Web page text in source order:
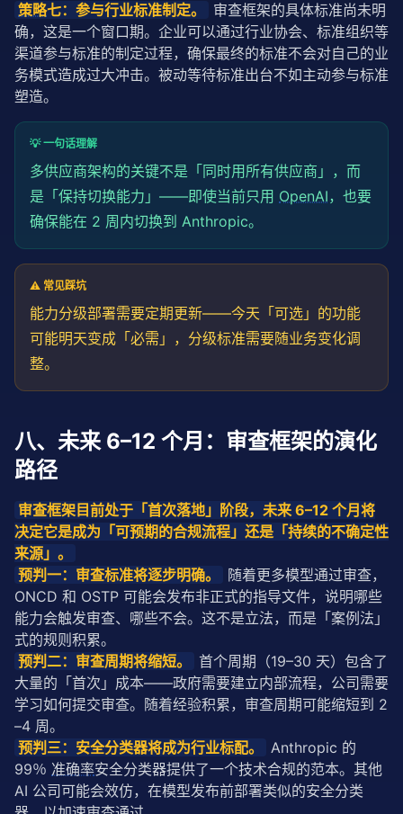
策略七：参与行业标准制定。
审查框架的具体标准尚未明
确，这是一个窗口期。企业可以通过行业协会、标准组织等
渠道参与标准的制定过程，确保最终的标准不会对自己的业
务模式造成过大冲击。被动等待标准出台不如主动参与标准
塑造。
💡 一句话理解
多供应商架构的关键不是「同时用所有供应商」，而
是「保持切换能力」——即使当前只用 OpenAI，也要
确保能在 2 周内切换到 Anthropic。
⚠️ 常见踩坑
能力分级部署需要定期更新——今天「可选」的功能
可能明天变成「必需」，分级标准需要随业务变化调
整。
八、未来 6–12 个月：审查框架的演化
路径
审查框架目前处于「首次落地」阶段，未来 6–12 个月将
决定它是成为「可预期的合规流程」还是「持续的不确定性
来源」。
预判一：审查标准将逐步明确。
随着更多模型通过审查，
ONCD 和 OSTP 可能会发布非正式的指导文件，说明哪些
能力会触发审查、哪些不会。这不是立法，而是「案例法」
式的规则积累。
预判二：审查周期将缩短。
首个周期（19–30 天）包含了
大量的「首次」成本——政府需要建立内部流程，公司需要
学习如何提交审查。随着经验积累，审查周期可能缩短到 2
–4 周。
预判三：安全分类器将成为行业标配。
Anthropic 的
99％ 准确率安全分类器提供了一个技术合规的范本。其他
AI 公司可能会效仿，在模型发布前部署类似的安全分类